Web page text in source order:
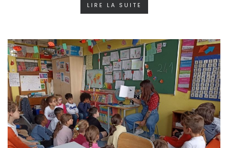
LIRE LA SUITE